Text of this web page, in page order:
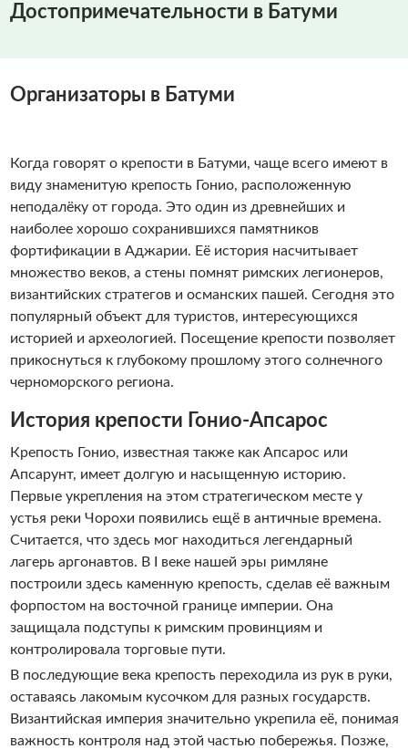
Достопримечательности в Батуми
Организаторы в Батуми
Когда говорят о крепости в Батуми, чаще всего имеют в
виду знаменитую крепость Гонио, расположенную
неподалёку от города. Это один из древнейших и
наиболее хорошо сохранившихся памятников
фортификации в Аджарии. Её история насчитывает
множество веков, а стены помнят римских легионеров,
византийских стратегов и османских пашей. Сегодня это
популярный объект для туристов, интересующихся
историей и археологией. Посещение крепости позволяет
прикоснуться к глубокому прошлому этого солнечного
черноморского региона.
История крепости Гонио-Апсарос
Крепость Гонио, известная также как Апсарос или
Апсарунт, имеет долгую и насыщенную историю.
Первые укрепления на этом стратегическом месте у
устья реки Чорохи появились ещё в античные времена.
Считается, что здесь мог находиться легендарный
лагерь аргонавтов. В I веке нашей эры римляне
построили здесь каменную крепость, сделав её важным
форпостом на восточной границе империи. Она
защищала подступы к римским провинциям и
контролировала торговые пути.
В последующие века крепость переходила из рук в руки,
оставаясь лакомым кусочком для разных государств.
Византийская империя значительно укрепила её, понимая
важность контроля над этой частью побережья. Позже,